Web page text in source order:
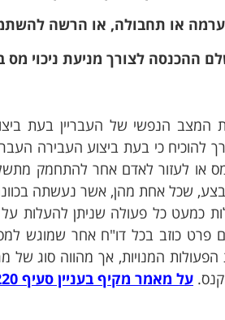
הנפשי של העבריין בעת
להוכיח כי בעת ביצוע העבירה
כמעט כל פעולה שניתן
פרט כוזב בכל דו"ח אחר שמוגש
המנויות, אך מהווה סוג של
על מאמר מקיף בעניין סעיף 220 לפקודת מס הכנסה – לחצו כאן לקריאה
והזמינות